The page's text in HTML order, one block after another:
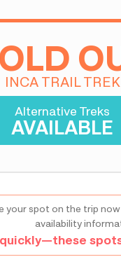
INCA TRAIL TREK
Alternative Treks
AVAILABLE
your spot on the trip
availability